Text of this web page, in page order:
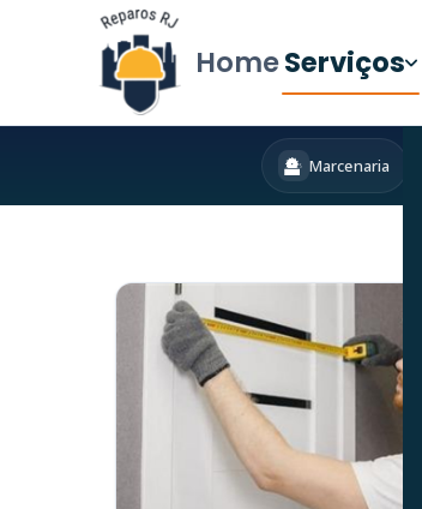
HomeServiços
Marcenaria